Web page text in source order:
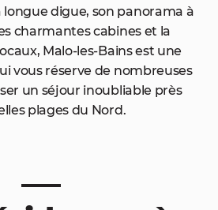
longue digue, son panorama à
charmantes cabines et la
Malo-les-Bains est une
vous réserve de nombreuses
un séjour inoubliable près
plages du Nord.